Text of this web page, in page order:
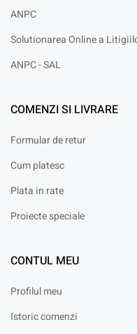
ANPC
Solutionarea Online a
ANPC - SAL
COMENZI SI LIVRARE
Formular de retur
Cum platesc
Plata in rate
Proiecte speciale
CONTUL MEU
Profilul meu
Istoric comenzi